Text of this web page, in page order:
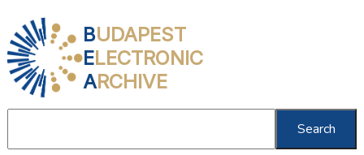
BUDAPEST
ELECTRONIC
ARCHIVE
Search